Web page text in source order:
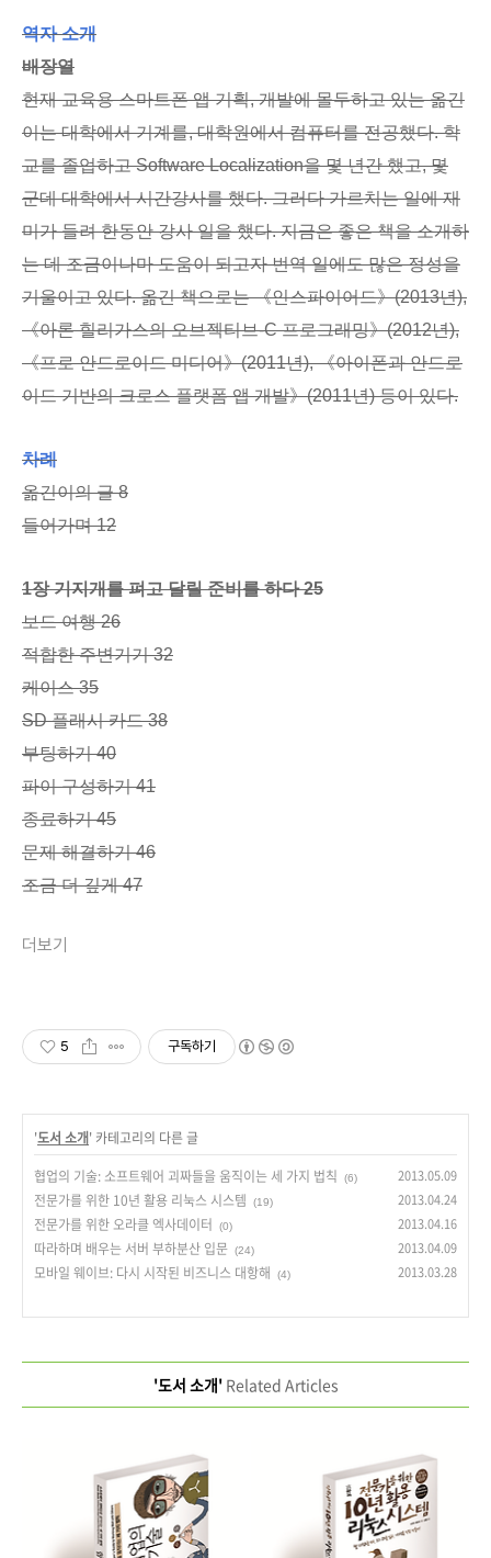
역자 소개
배장열
현재 교육용 스마트폰 앱 기획, 개발에 몰두하고 있는 옮긴
이는 대학에서 기계를, 대학원에서 컴퓨터를 전공했다. 학
교를 졸업하고 Software Localization을 몇 년간 했고, 몇
군데 대학에서 시간강사를 했다. 그러다 가르치는 일에 재
미가 들려 한동안 강사 일을 했다. 지금은 좋은 책을 소개하
는 데 조금이나마 도움이 되고자 번역 일에도 많은 정성을
기울이고 있다. 옮긴 책으로는 《인스파이어드》(2013년),
《아론 힐리가스의 오브젝티브-C 프로그래밍》(2012년),
《프로 안드로이드 미디어》(2011년), 《아이폰과 안드로
이드 기반의 크로스 플랫폼 앱 개발》(2011년) 등이 있다.
차례
옮긴이의 글 8
들어가며 12
1장 기지개를 펴고 달릴 준비를 하다 25
보드 여행 26
적합한 주변기기 32
케이스 35
SD 플래시 카드 38
부팅하기 40
파이 구성하기 41
종료하기 45
문제 해결하기 46
조금 더 깊게 47
더보기
5 구독하기
'도서 소개' 카테고리의 다른 글
협업의 기술: 소프트웨어 괴짜들을 움직이는 세 가지 법칙
(6) 2013.05.09
전문가를 위한 10년 활용 리눅스 시스템 (19) 2013.04.24
전문가를 위한 오라클 엑사데이터 (0) 2013.04.16
따라하며 배우는 서버 부하분산 입문 (24) 2013.04.09
모바일 웨이브: 다시 시작된 비즈니스 대항해 (4) 2013.03.28
'도서 소개'Related Articles